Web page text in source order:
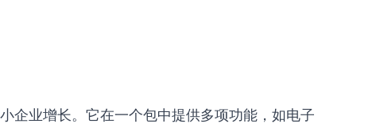
企业增长。它在一个包中提供多项功能，如电子